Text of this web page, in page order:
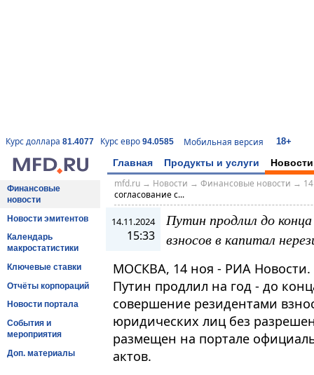
Курс доллара 81.4077 Курс евро 94.0585 Мобильная версия 18+
Главная Продукты и услуги Новости
Финансовые
новости
Новости эмитентов
Календарь
макростатистики
Ключевые ставки
Отчёты корпораций
Новости портала
События и
мероприятия
Доп. материалы
mfd.ru→ Новости → Финансовые новости →
согласование с...
14.11.2024
15:33
Путин продлил до
взносов в капитал
МОСКВА, 14 ноя - РИА
Путин продлил на год - до
совершение резидентами
юридических лиц без
размещен на портале
актов.